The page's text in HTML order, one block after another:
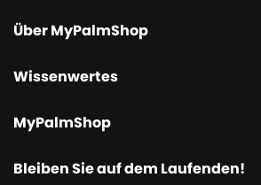
Über MyPalmShop
Wissenwertes
MyPalmShop
Bleiben Sie auf dem Laufenden!